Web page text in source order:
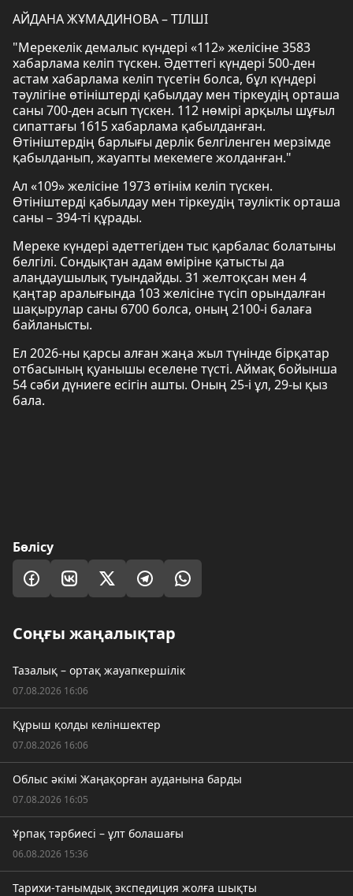
АЙДАНА ЖҰМАДИНОВА – ТІЛШІ
"Мерекелік демалыс күндері «112» желісіне 3583
хабарлама келіп түскен. Әдеттегі күндері 500-ден
астам хабарлама келіп түсетін болса, бұл күндері
тәулігіне өтініштерді қабылдау мен тіркеудің орташа
саны 700-ден асып түскен. 112 нөмірі арқылы шұғыл
сипаттағы 1615 хабарлама қабылданған.
Өтініштердің барлығы дерлік белгіленген мерзімде
қабылданып, жауапты мекемеге жолданған."
Ал «109» желісіне 1973 өтінім келіп түскен.
Өтініштерді қабылдау мен тіркеудің тәуліктік орташа
саны – 394-ті құрады.
Мереке күндері әдеттегіден тыс қарбалас болатыны
белгілі. Сондықтан адам өміріне қатысты да
алаңдаушылық туындайды. 31 желтоқсан мен 4
қаңтар аралығында 103 желісіне түсіп орындалған
шақырулар саны 6700 болса, оның 2100-і балаға
байланысты.
Ел 2026-ны қарсы алған жаңа жыл түнінде бірқатар
отбасының қуанышы еселене түсті. Аймақ бойынша
54 сәби дүниеге есігін ашты. Оның 25-i ұл, 29-ы қыз
бала.
Бөлісу
Соңғы жаңалықтар
Тазалық – ортақ жауапкершілік
07.08.2026 16:06
Құрыш қолды келіншектер
07.08.2026 16:06
Облыс әкімі Жаңақорған ауданына барды
07.08.2026 16:05
Ұрпақ тәрбиесі – ұлт болашағы
06.08.2026 15:36
Тарихи-танымдық экспедиция жолға шықты